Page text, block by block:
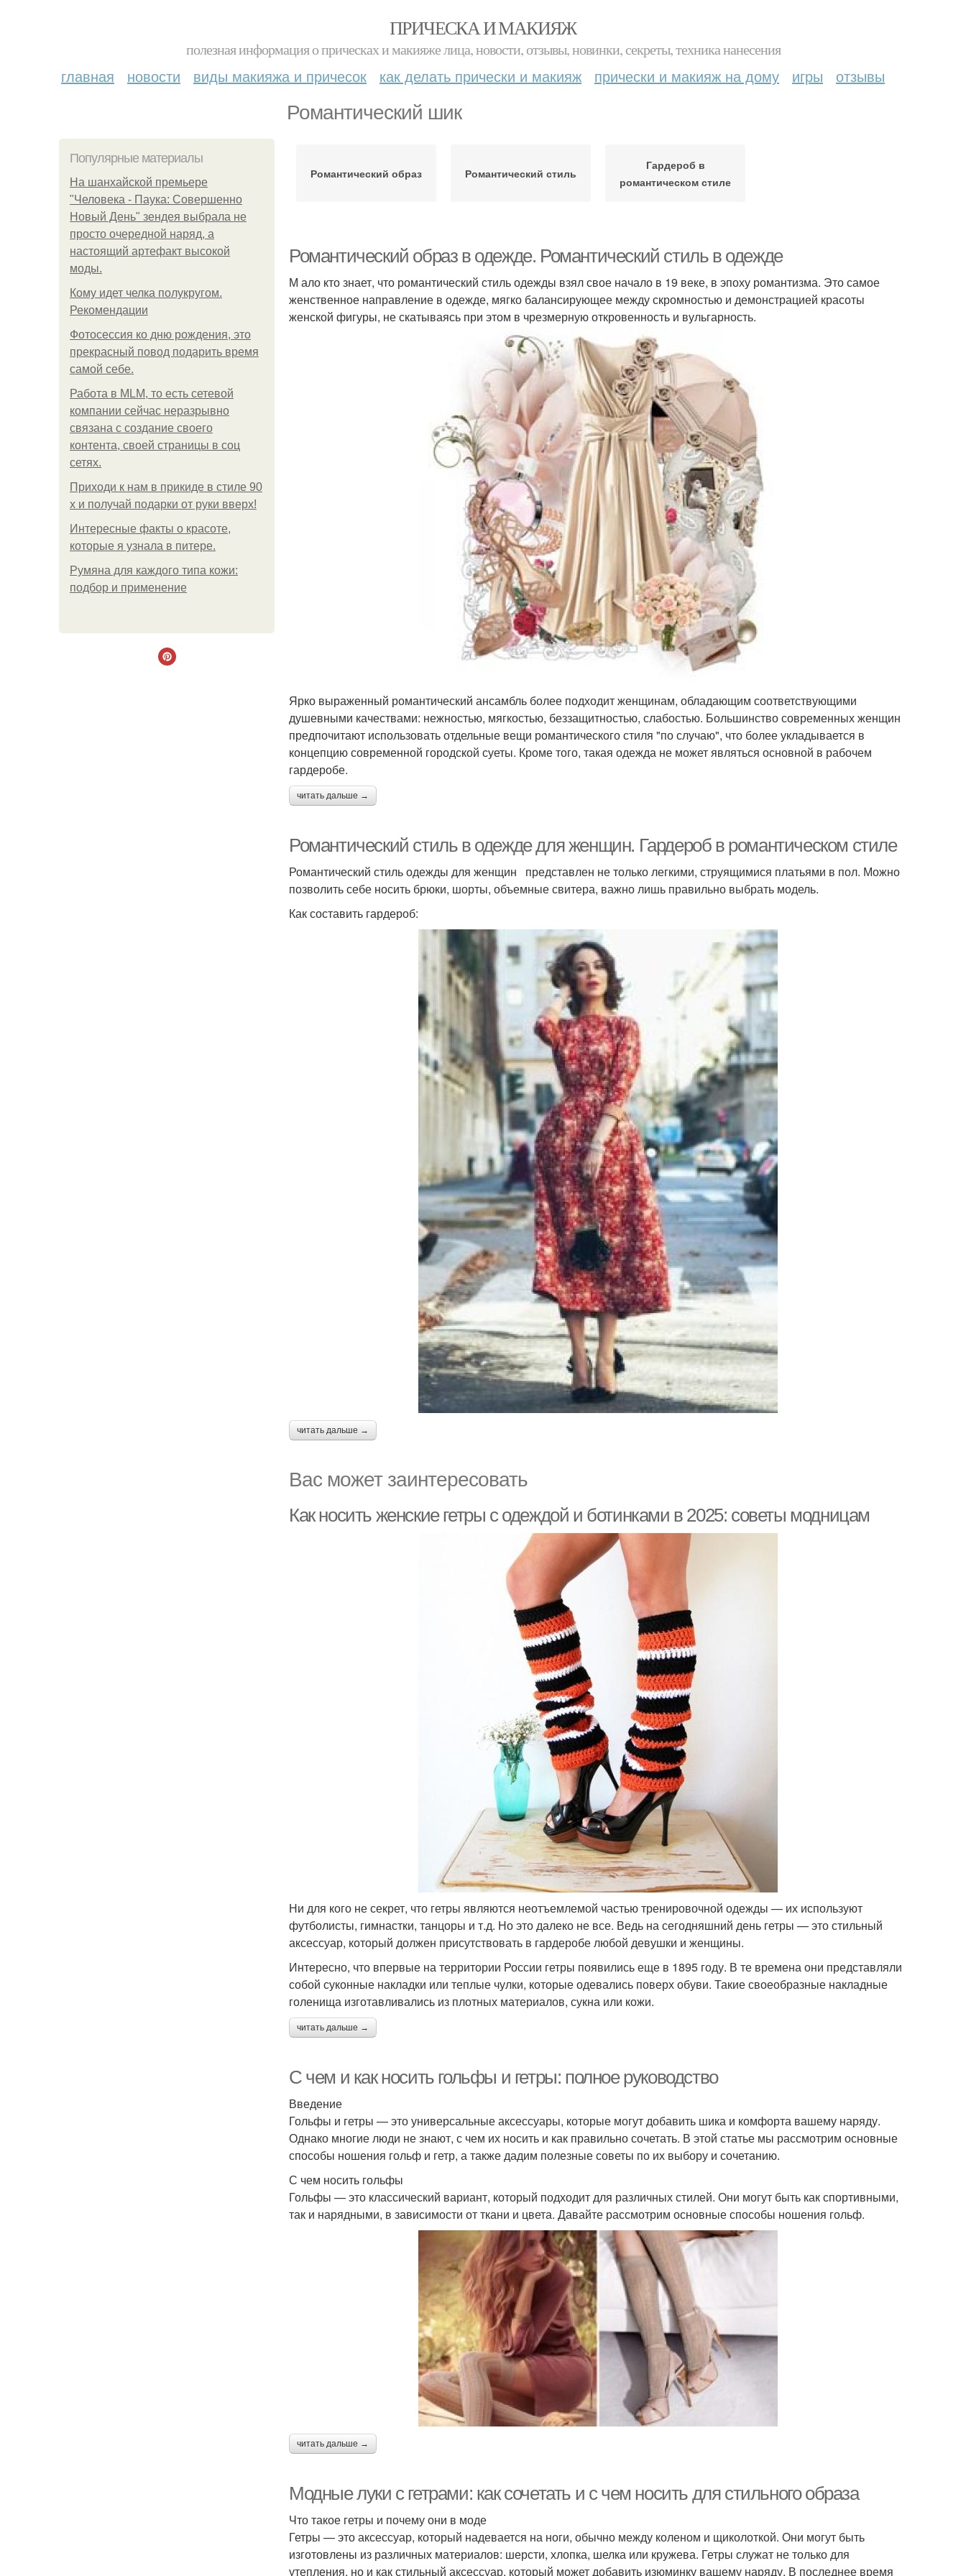
ПРИЧЕСКА И МАКИЯЖ
полезная информация о прическах и макияже лица, новости, отзывы, новинки, секреты, техника нанесения
главная новости виды макияжа и причесок как делать прически и макияж прически и макияж на дому игры отзывы
Романтический шик
Популярные материалы
На шанхайской премьере
"Человека - Паука: Совершенно
Новый День" зендея выбрала не
просто очередной наряд, а
настоящий артефакт высокой
моды.
Кому идет челка полукругом.
Рекомендации
Фотосессия ко дню рождения, это
прекрасный повод подарить время
самой себе.
Работа в MLM, то есть сетевой
компании сейчас неразрывно
связана с создание своего
контента, своей страницы в соц
сетях.
Приходи к нам в прикиде в стиле 90
х и получай подарки от руки вверх!
Интересные факты о красоте,
которые я узнала в питере.
Румяна для каждого типа кожи:
подбор и применение
Романтический образ Романтический стиль
Гардероб в
романтическом стиле
Романтический образ в одежде. Романтический стиль в одежде
М ало кто знает, что романтический стиль одежды взял свое начало в 19 веке, в эпоху романтизма. Это самое
женственное направление в одежде, мягко балансирующее между скромностью и демонстрацией красоты
женской фигуры, не скатываясь при этом в чрезмерную откровенность и вульгарность.
Ярко выраженный романтический ансамбль более подходит женщинам, обладающим соответствующими
душевными качествами: нежностью, мягкостью, беззащитностью, слабостью. Большинство современных женщин
предпочитают использовать отдельные вещи романтического стиля "по случаю", что более укладывается в
концепцию современной городской суеты. Кроме того, такая одежда не может являться основной в рабочем
гардеробе.
читать дальше →
Романтический стиль в одежде для женщин. Гардероб в романтическом стиле
Романтический стиль одежды для женщин представлен не только легкими, струящимися платьями в пол. Можно
позволить себе носить брюки, шорты, объемные свитера, важно лишь правильно выбрать модель.
Как составить гардероб:
читать дальше →
Вас может заинтересовать
Как носить женские гетры с одеждой и ботинками в 2025: советы модницам
Ни для кого не секрет, что гетры являются неотъемлемой частью тренировочной одежды — их используют
футболисты, гимнастки, танцоры и т.д. Но это далеко не все. Ведь на сегодняшний день гетры — это стильный
аксессуар, который должен присутствовать в гардеробе любой девушки и женщины.
Интересно, что впервые на территории России гетры появились еще в 1895 году. В те времена они представляли
собой суконные накладки или теплые чулки, которые одевались поверх обуви. Такие своеобразные накладные
голенища изготавливались из плотных материалов, сукна или кожи.
читать дальше →
С чем и как носить гольфы и гетры: полное руководство
Введение
Гольфы и гетры — это универсальные аксессуары, которые могут добавить шика и комфорта вашему наряду.
Однако многие люди не знают, с чем их носить и как правильно сочетать. В этой статье мы рассмотрим основные
способы ношения гольф и гетр, а также дадим полезные советы по их выбору и сочетанию.
С чем носить гольфы
Гольфы — это классический вариант, который подходит для различных стилей. Они могут быть как спортивными,
так и нарядными, в зависимости от ткани и цвета. Давайте рассмотрим основные способы ношения гольф.
читать дальше →
Модные луки с гетрами: как сочетать и с чем носить для стильного образа
Что такое гетры и почему они в моде
Гетры — это аксессуар, который надевается на ноги, обычно между коленом и щиколоткой. Они могут быть
изготовлены из различных материалов: шерсти, хлопка, шелка или кружева. Гетры служат не только для
утепления, но и как стильный аксессуар, который может добавить изюминку вашему наряду. В последнее время